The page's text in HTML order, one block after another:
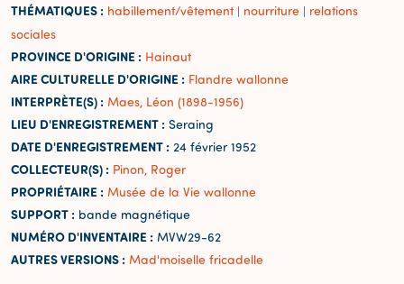
THÉMATIQUES : habillement/vêtement | nourriture | relations
sociales
PROVINCE D'ORIGINE : Hainaut
AIRE CULTURELLE D'ORIGINE : Flandre wallonne
INTERPRÈTE(S) : Maes, Léon (1898-1956)
LIEU D'ENREGISTREMENT : Seraing
DATE D'ENREGISTREMENT : 24 février 1952
COLLECTEUR(S) : Pinon, Roger
PROPRIÉTAIRE : Musée de la Vie wallonne
SUPPORT : bande magnétique
NUMÉRO D'INVENTAIRE : MVW29-62
AUTRES VERSIONS : Mad'moiselle fricadelle